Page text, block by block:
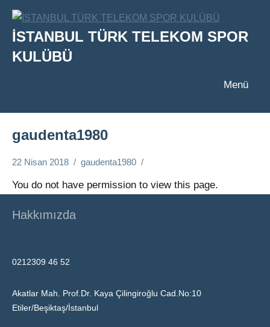
İçeriğe
İSTANBUL TÜRK TELEKOM SPOR
KULÜBÜ
Menü
gaudenta1980
22 Nisan 2018 gaudenta1980
You do not have permission to view this page.
Hakkımızda
0212309 46 52
Akatlar Mah. Prof.Dr. Kaya Çilingiroğlu Cad.No:10
Etiler/Beşiktaş/İstanbul